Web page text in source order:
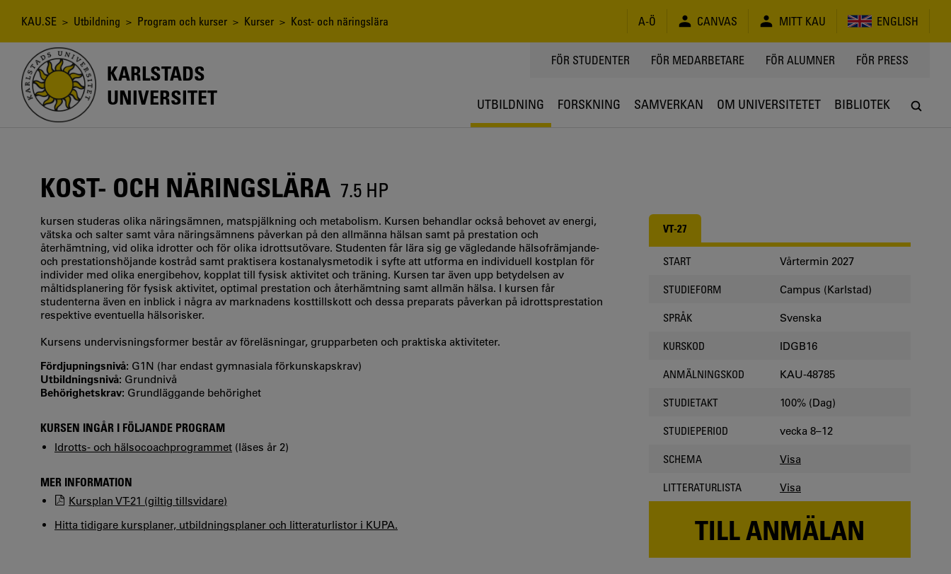
Länkstig
KAU.SE > Utbildning > Program och kurser > Kurser > Kost- och näringslära A-Ö CANVAS MITT KAU ENGLISH
KARLSTADS
UNIVERSITET
TOPPMENY
FÖR STUDENTER FÖR MEDARBETARE FÖR ALUMNER FÖR PRESS
UTBILDNING FORSKNING SAMVERKAN OM UNIVERSITETET BIBLIOTEK
KOST- OCH NÄRINGSLÄRA 7.5 HP
kursen studeras olika näringsämnen, matspjälkning och metabolism. Kursen behandlar också behovet av energi,
vätska och salter samt våra näringsämnens påverkan på den allmänna hälsan samt på prestation och
återhämtning, vid olika idrotter och för olika idrottsutövare. Studenten får lära sig ge vägledande hälsofrämjande-
och prestationshöjande kostråd samt praktisera kostanalysmetodik i syfte att utforma en individuell kostplan för
individer med olika energibehov, kopplat till fysisk aktivitet och träning. Kursen tar även upp betydelsen av
måltidsplanering för fysisk aktivitet, optimal prestation och återhämtning samt allmän hälsa. I kursen får
studenterna även en inblick i några av marknadens kosttillskott och dessa preparats påverkan på idrottsprestation
respektive eventuella hälsorisker.
Kursens undervisningsformer består av föreläsningar, grupparbeten och praktiska aktiviteter.
Fördjupningsnivå: G1N (har endast gymnasiala förkunskapskrav)
Utbildningsnivå: Grundnivå
Behörighetskrav: Grundläggande behörighet
KURSEN INGÅR I FÖLJANDE PROGRAM
Idrotts- och hälsocoachprogrammet (läses år 2)
MER INFORMATION
Kursplan VT-21 (giltig tillsvidare)
Hitta tidigare kursplaner, utbildningsplaner och litteraturlistor i KUPA.
VT-27
START Vårtermin 2027
STUDIEFORM Campus (Karlstad)
SPRÅK Svenska
KURSKOD IDGB16
ANMÄLNINGSKOD KAU-48785
STUDIETAKT 100% (Dag)
STUDIEPERIOD vecka 8–12
SCHEMA Visa
LITTERATURLISTA Visa
TILL ANMÄLAN